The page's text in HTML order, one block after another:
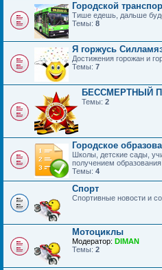
Городской
Тише едешь, дальше
Темы: 8
Я горжусь
Достижения горожан и
Темы: 7
БЕССМЕРТНЫЙ
Темы: 2
Городское
Школы, детские сады,
получением образования
Темы: 4
Спорт
Спортивные новости и
Мотоциклы
Модератор: DIMAN
Темы: 2